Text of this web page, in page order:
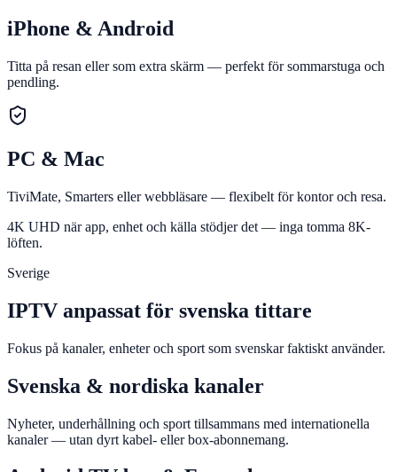
iPhone & Android
Titta på resan eller som extra skärm — perfekt för sommarstuga och
pendling.
PC & Mac
TiviMate, Smarters eller webbläsare — flexibelt för kontor och resa.
4K UHD när app, enhet och källa stödjer det — inga tomma 8K-
löften.
Sverige
IPTV anpassat för svenska tittare
Fokus på kanaler, enheter och sport som svenskar faktiskt använder.
Svenska & nordiska kanaler
Nyheter, underhållning och sport tillsammans med internationella
kanaler — utan dyrt kabel- eller box-abonnemang.